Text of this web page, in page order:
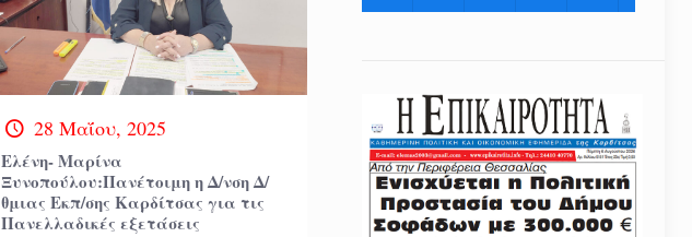
28 Μαΐου, 2025
Ελένη- Μαρίνα
Ξυνοπούλου:Πανέτοιμη η Δ/νση Δ/
θμιας Εκπ/σης Καρδίτσας για τις
Πανελλαδικές εξετάσεις